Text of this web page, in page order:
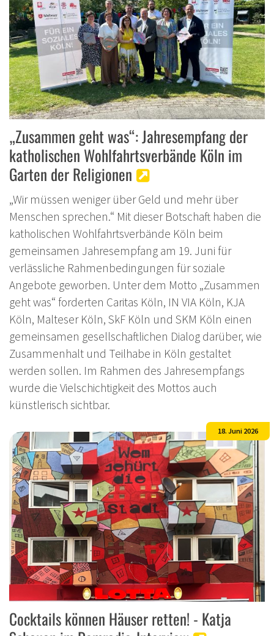
„Zusammen geht was“: Jahresempfang der
katholischen Wohlfahrtsverbände Köln im
Garten der Religionen
„Wir müssen weniger über Geld und mehr über
Menschen sprechen.“ Mit dieser Botschaft haben die
katholischen Wohlfahrtsverbände Köln beim
gemeinsamen Jahresempfang am 19. Juni für
verlässliche Rahmenbedingungen für soziale
Angebote geworben. Unter dem Motto „Zusammen
geht was“ forderten Caritas Köln, IN VIA Köln, KJA
Köln, Malteser Köln, SkF Köln und SKM Köln einen
gemeinsamen gesellschaftlichen Dialog darüber, wie
Zusammenhalt und Teilhabe in Köln gestaltet
werden sollen. Im Rahmen des Jahresempfangs
wurde die Vielschichtigkeit des Mottos auch
künstlerisch sichtbar.
Cocktails können Häuser retten! - Katja
18. Juni 2026